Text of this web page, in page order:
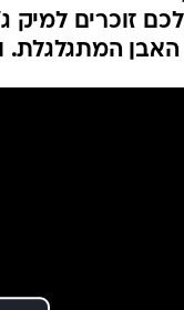
זוכרים
האבן